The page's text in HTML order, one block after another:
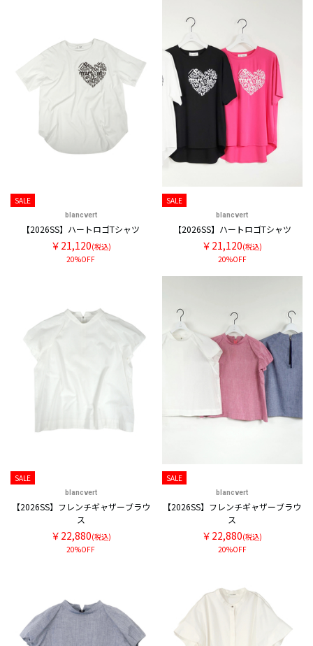
SALE
blancvert
【2026SS】ハートロゴTシャツ
￥21,120(税込)
20%OFF
SALE
blancvert
【2026SS】ハートロゴTシャツ
￥21,120(税込)
20%OFF
SALE
blancvert
【2026SS】フレンチギャザーブラウ
ス
￥22,880(税込)
20%OFF
SALE
blancvert
【2026SS】フレンチギャザーブラウ
ス
￥22,880(税込)
20%OFF